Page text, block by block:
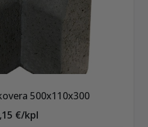
500x110x300
€/kpl